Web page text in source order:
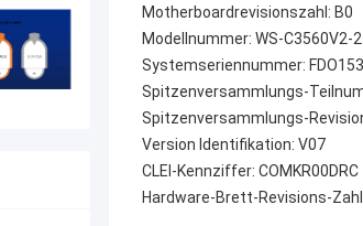
Motherboardrevisionszahl: B0
Modellnummer: WS-C3560V2-
Systemseriennummer:
Spitzenversammlungs-
Spitzenversammlungs-
Version Identifikation: V07
CLEI-Kennziffer: COMKR00DRC
Hardware-Brett-Revisions-